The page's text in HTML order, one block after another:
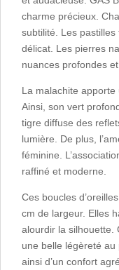
charme précieux.
subtilité. Les
délicat. Les pierres
nuances profondes
La malachite apporte
Ainsi, son vert
tigre diffuse des
lumière. De plus,
féminine.
raffiné et moderne.
Ces boucles
cm de largeur. Elles
alourdir la silhouette.
une belle légèreté
ainsi d’un confort